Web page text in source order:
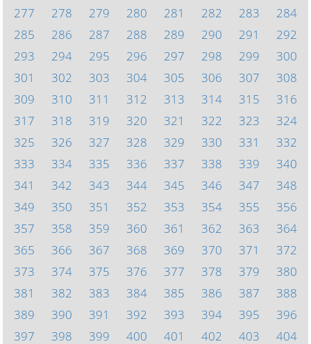
277
278 279 280 281 282 283
284
285
286 287 288 289 290 291
292
293
294 295 296 297 298 299
300
301
302 303 304 305 306 307
308
309
310 311 312 313 314 315
316
317
318 319 320 321 322 323
324
325
326 327 328 329 330 331
332
333
334 335 336 337 338 339
340
341
342 343 344 345 346 347
348
349
350 351 352 353 354 355
356
357
358 359 360 361 362 363
364
365
366 367 368 369 370 371
372
373
374 375 376 377 378 379
380
381
382 383 384 385 386 387
388
389
390 391 392 393 394 395
396
397
398 399 400 401 402 403 404